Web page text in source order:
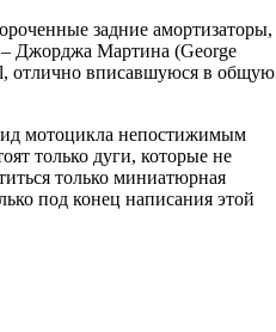
задние амортизаторы,
– Джорджа Мартина (George
отлично вписавшуюся в общую
мотоцикла непостижимым
только дуги, которые не
только миниатюрная
под конец написания этой